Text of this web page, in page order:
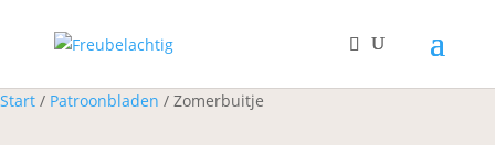
Start / Patroonbladen / Zomerbuitje